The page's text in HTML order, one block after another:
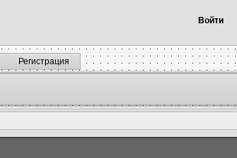
Войти
Регистрация